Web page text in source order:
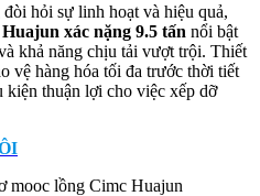
hỏi sự linh hoạt và hiệu quả,
xác nặng 9.5 tấn nổi bật
khả năng chịu tải vượt trội. Thiết
vệ hàng hóa tối đa trước thời tiết
thuận lợi cho việc xếp dỡ